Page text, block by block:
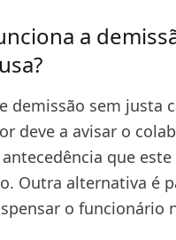
a
demissão sem justa
deve a avisar o
que
Outra alternativa é
o funcionário